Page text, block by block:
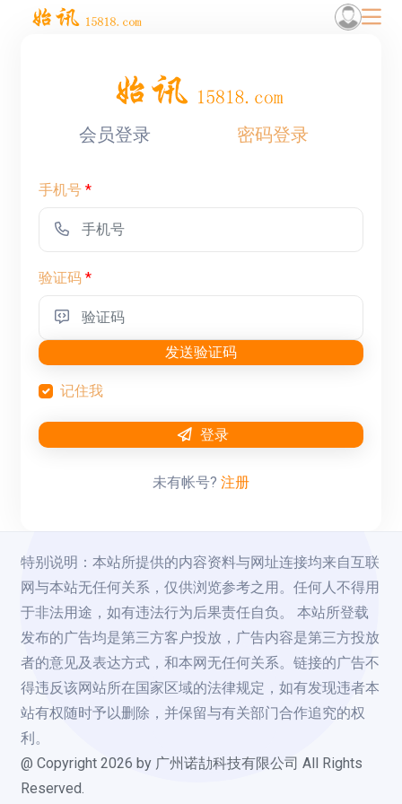
会员登录 密码登录
手机号*
验证码*
发送验证码
记住我
登录
未有帐号? 注册
特别说明：本站所提供的内容资料与网址连接均来自互联
网与本站无任何关系，仅供浏览参考之用。任何人不得用
于非法用途，如有违法行为后果责任自负。 本站所登载
发布的广告均是第三方客户投放，广告内容是第三方投放
者的意见及表达方式，和本网无任何关系。链接的广告不
得违反该网站所在国家区域的法律规定，如有发现违者本
站有权随时予以删除，并保留与有关部门合作追究的权
利。
@ Copyright2026 by 广州诺劼科技有限公司 All Rights
Reserved.